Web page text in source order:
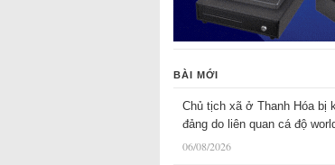
BÀI MỚI
Chủ tịch xã ở Thanh Hóa bị
đảng do liên quan cá độ
06/08/2026